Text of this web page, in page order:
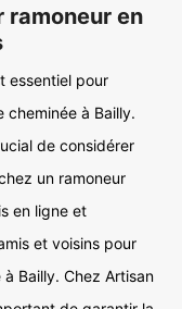
ramoneur en
essentiel pour
à Bailly.
de considérer
un ramoneur
en ligne et
et voisins pour
Bailly. Chez Artisan